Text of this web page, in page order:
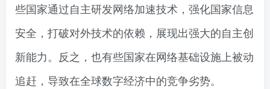
些国家通过自主研发网络加速技术，强化国家信息
安全，打破对外技术的依赖，展现出强大的自主创
新能力。反之，也有些国家在网络基础设施上被动
追赶，导致在全球数字经济中的竞争劣势。